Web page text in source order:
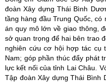
đoàn Xây dựng Thái Bình
tầng hàng đầu Trung Quốc, có
án quy mô lớn về giao thông,
sở quan trọng để hai bên trao
nghiên cứu cơ hội hợp tác cụ
Nam; góp phần thúc đẩy phát
lực kết nối của tỉnh Lai Châu.
Tập đoàn Xây dựng Thái Bình